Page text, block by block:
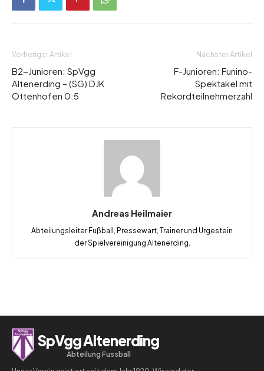
Vorheriger Artikel
B2-Junioren: SpVgg
Altenerding – (SG) DJK
Ottenhofen 0:5
Nächster Artikel
F-Junioren: Funino-
Spektakel mit
Rekordteilnehmerzahl
Andreas Heilmaier
Abteilungsleiter Fußball, Pressewart, Trainer und Urgestein
der Spielvereinigung Altenerding.
SpVgg Altenerding
Abteilung Fussball